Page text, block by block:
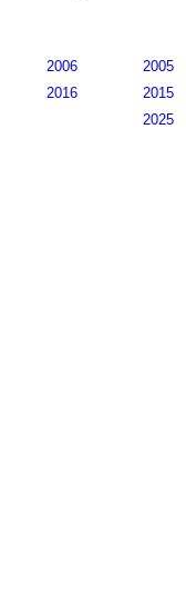
2006
2005
2016
2015
2025